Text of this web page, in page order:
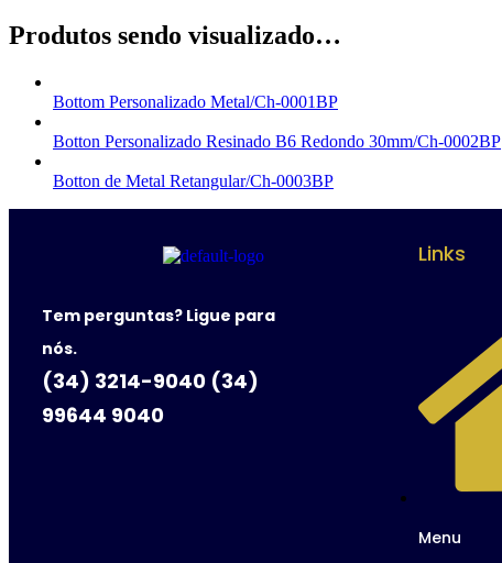
Produtos sendo visualizado…
Bottom Personalizado Metal/Ch-0001BP
Botton Personalizado Resinado B6 Redondo 30mm/Ch-0002BP
Botton de Metal Retangular/Ch-0003BP
Tem perguntas? Ligue para
nós.
(34) 3214-9040 (34)
99644 9040
Links
Menu